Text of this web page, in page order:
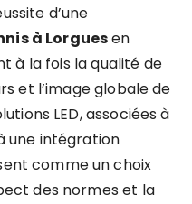
d’une
à Lorguesen
à la fois la qualité de
et l’image globale de
LED, associées à
une intégration
comme un choix
des normes et la